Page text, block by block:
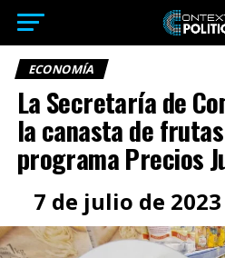
ECONOMÍA
La Secretaría de
la canasta de
programa Precios
7 de julio de 2023